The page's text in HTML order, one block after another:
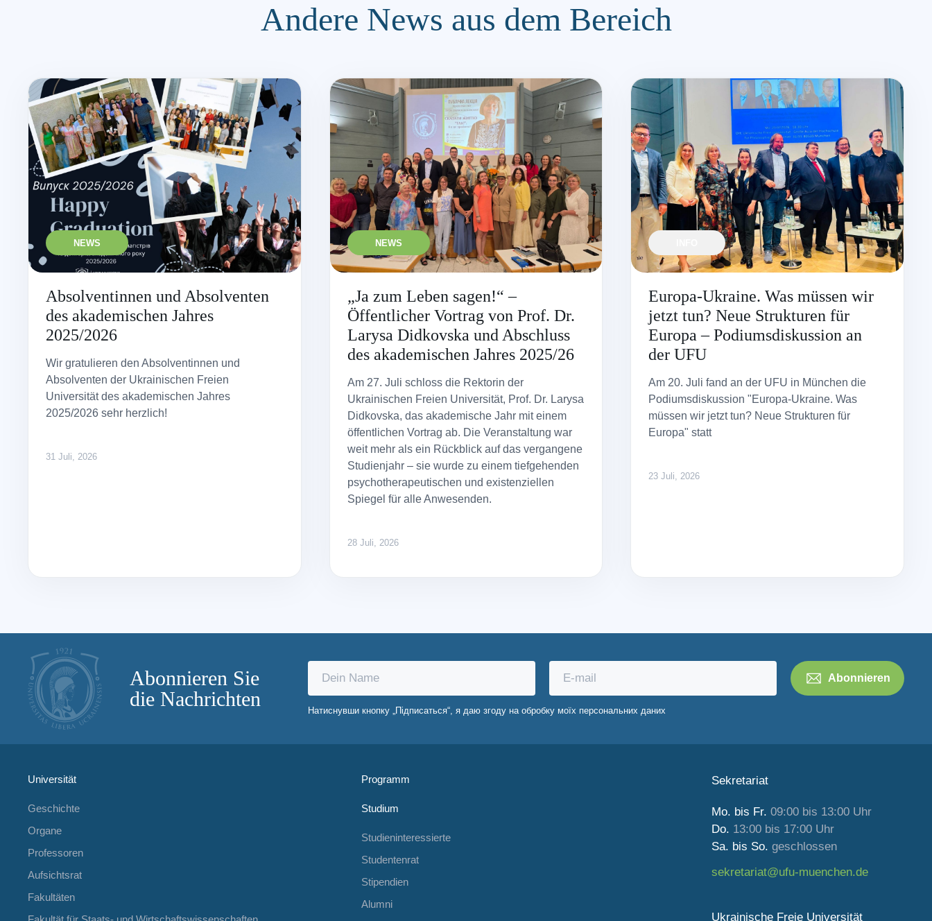
Andere News aus dem Bereich
NEWS
Absolventinnen und Absolventen
des akademischen Jahres
2025/2026
Wir gratulieren den Absolventinnen und
Absolventen der Ukrainischen Freien
Universität des akademischen Jahres
2025/2026 sehr herzlich!
31 Juli, 2026
NEWS
„Ja zum Leben sagen!“ –
Öffentlicher Vortrag von Prof. Dr.
Larysa Didkovska und Abschluss
des akademischen Jahres 2025/26
Am 27. Juli schloss die Rektorin der
Ukrainischen Freien Universität, Prof. Dr. Larysa
Didkovska, das akademische Jahr mit einem
öffentlichen Vortrag ab. Die Veranstaltung war
weit mehr als ein Rückblick auf das vergangene
Studienjahr – sie wurde zu einem tiefgehenden
psychotherapeutischen und existenziellen
Spiegel für alle Anwesenden.
28 Juli, 2026
Europa-Ukraine. Was müssen wir
jetzt tun? Neue Strukturen für
Europa – Podiumsdiskussion an
der UFU
Am 20. Juli fand an der UFU in München die
Podiumsdiskussion "Europa-Ukraine. Was
müssen wir jetzt tun? Neue Strukturen für
Europa" statt
23 Juli, 2026
Abonnieren Sie
die Nachrichten
Натиснувши кнопку „Підписаться“, я даю згоду на обробку моїх персональних даних
Universität
Geschichte
Organe
Professoren
Aufsichtsrat
Fakultäten
Programm
Studium
Studieninteressierte
Studentenrat
Stipendien
Alumni
Sekretariat
Mo. bis Fr. 09:00 bis 13:00 Uhr
Do. 13:00 bis 17:00 Uhr
Sa. bis So. geschlossen
sekretariat@ufu-muenchen.de
Ukrainische Freie Universität